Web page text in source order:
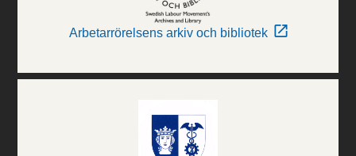
Arbetarrörelsens arkiv och bibliotek